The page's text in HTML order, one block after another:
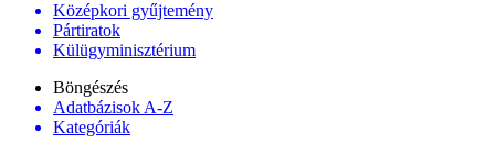
Középkori gyűjtemény
Pártiratok
Külügyminisztérium
Böngészés
Adatbázisok A-Z
Kategóriák